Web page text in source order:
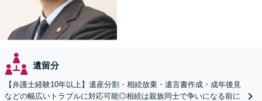
遺留分
【弁護士経験10年以上】遺産分割・相続放棄・遺言書作成・成年後見
などの幅広いトラブルに対応可能◎相続は親族同士で争いになる前に